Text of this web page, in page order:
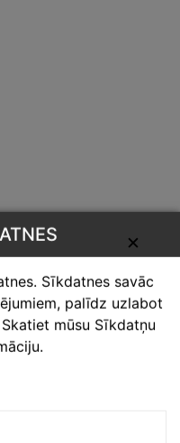
✕
Sīkdatnes savāc
palīdz uzlabot
mūsu Sīkdatņu